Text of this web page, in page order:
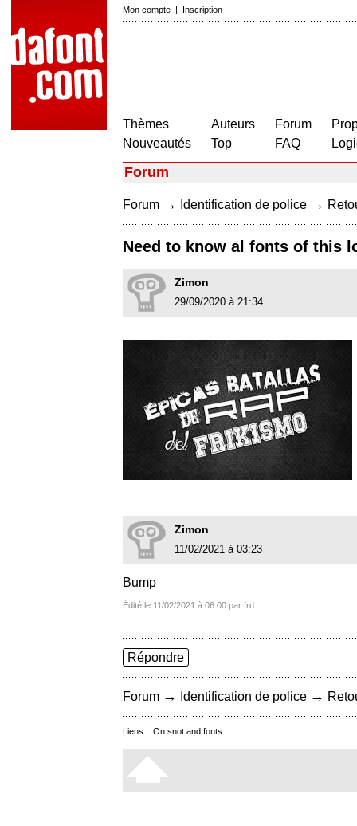
Mon compte | Inscription
Thèmes
Nouveautés
Auteurs
Top
Forum
FAQ
Forum
Forum → Identification de police →
Need to know al fonts of this
Zimon
29/09/2020 à 21:34
Zimon
11/02/2021 à 03:23
Bump
Édité le 11/02/2021 à 06:00 par frd
Répondre
Forum → Identification de police →
Liens : On snot and fonts